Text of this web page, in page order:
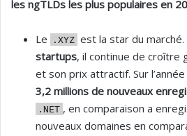
les ngTLDs les plus populaires en
Le .XYZ est la star du
startups, il continue de croître
et son prix attractif. Sur
3,2 millions de nouveaux
.NET , en comparaison a
nouveaux domaines en